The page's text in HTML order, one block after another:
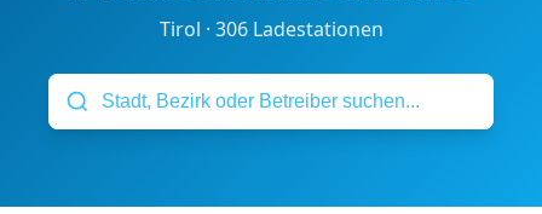
Tirol · 306 Ladestationen